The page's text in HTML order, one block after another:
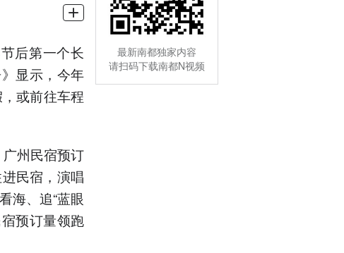
后第一个长
显示，今年
或前往车程
州民宿预订
民宿，演唱
海、追“蓝眼
预订量领跑
最新南都独家内容
请扫码下载南都N视频